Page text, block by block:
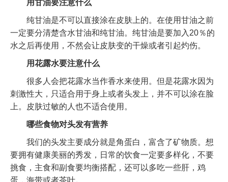
用甘油要注意什么
纯甘油是不可以直接涂在皮肤上的。在使用甘油之前
一定要分清楚含水甘油和纯甘油。纯甘油是要加入20％的
水之后再使用，不然会让皮肤变的干燥或者引起灼伤。
用花露水要注意什么
很多人会把花露水当作香水来使用。但是花露水因为
刺激性大，只适合用于身上或者头发上，并不可以涂在脸
上。皮肤过敏的人也不适合使用。
哪些食物对头发有营养
我们的头发主要成分就是角蛋白，富含了矿物质。想
要拥有健康美丽的秀发，日常的饮食一定要多样化，不要
挑食，主食和副食要均衡搭配，还可以多吃一些肝，鸡
蛋，海带或者茶叶。